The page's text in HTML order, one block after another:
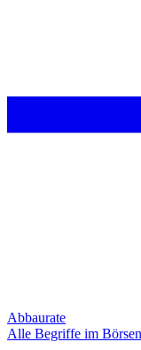
Abbaurate
Alle Begriffe im